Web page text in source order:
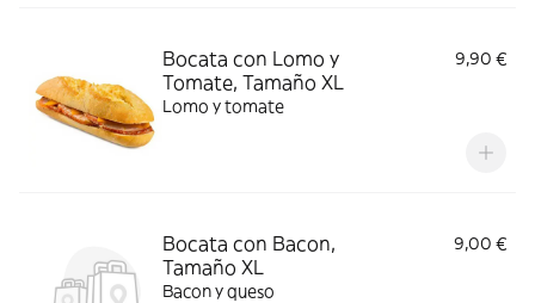
Bocata con Lomo y
Tomate, Tamaño XL
9,90 €
Lomo y tomate
Bocata con Bacon,
Tamaño XL
9,00 €
Bacon y queso